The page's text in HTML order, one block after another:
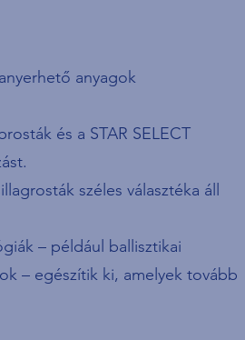
anyagok
és a STAR SELECT
széles választéka áll
– például ballisztikai
– egészítik ki, amelyek tovább